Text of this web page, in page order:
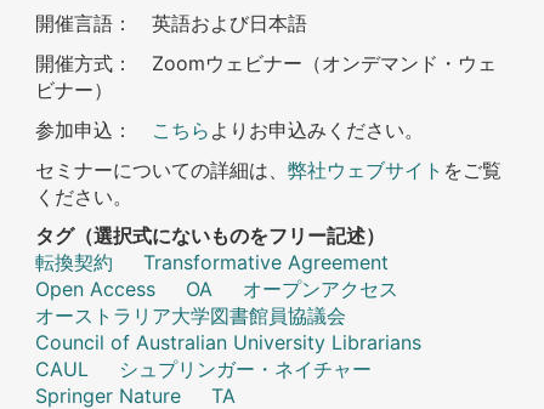
開催言語： 英語および日本語
開催方式： Zoomウェビナー（オンデマンド・ウェ
ビナー）
参加申込： こちら よりお申込みください。
セミナーについての詳細は、弊社ウェブサイト をご覧
ください。
タグ（選択式にないものをフリー記述）
転換契約
Transformative Agreement
Open Access
OA
オープンアクセス
オーストラリア大学図書館員協議会
Council of Australian University Librarians
CAUL
シュプリンガー・ネイチャー
Springer Nature
TA